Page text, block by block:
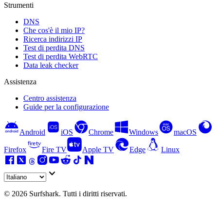
Strumenti
DNS
Che cos'è il mio IP?
Ricerca indirizzi IP
Test di perdita DNS
Test di perdita WebRTC
Data leak checker
Assistenza
Centro assistenza
Guide per la configurazione
Android iOS Chrome Windows macOS
Firefox Fire TV Apple TV Edge Linux
© 2026 Surfshark. Tutti i diritti riservati.